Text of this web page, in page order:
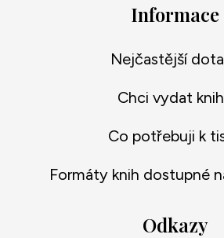
Informace
Nejčastější
Chci vydat
Co potřebuji k
Formáty knih dostupné
Odkazy